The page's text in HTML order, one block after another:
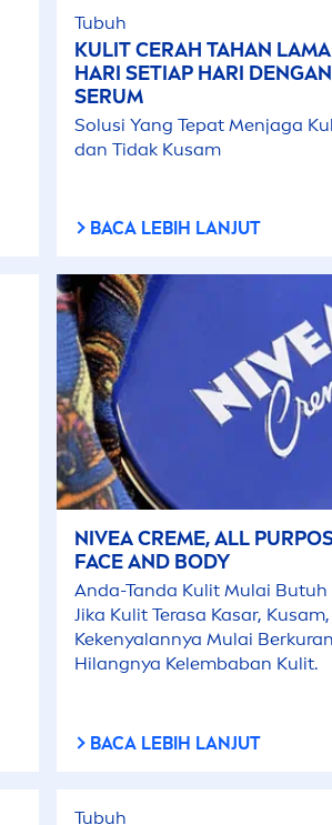
Tubuh
KULIT CERAH TAHAN
HARI SETIAP HARI DENGAN
SERUM
Solusi Yang TepatMenjaga
dan Tidak Kusam
BACA LEBIH LANJUT
NIVEACREME, ALL
FACE AND BODY
Anda-Tanda Kulit Mulai
Jika Kulit Terasa Kasar,
Kekenyalannya Mulai
Hilangnya Kelembaban Kulit.
BACA LEBIH LANJUT
Tubuh